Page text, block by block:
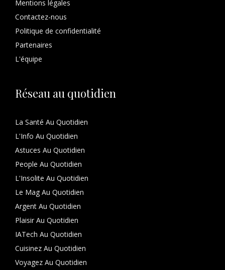
Mentions légales
Contactez-nous
Politique de confidentialité
Partenaires
L'équipe
Réseau au quotidien
La Santé Au Quotidien
L'Info Au Quotidien
Astuces Au Quotidien
People Au Quotidien
L'Insolite Au Quotidien
Le Mag Au Quotidien
Argent Au Quotidien
Plaisir Au Quotidien
IATech Au Quotidien
Cuisinez Au Quotidien
Voyagez Au Quotidien